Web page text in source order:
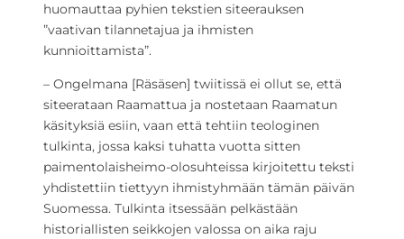
huomauttaa pyhien tekstien siteerauksen
”vaativan tilannetajua ja ihmisten
kunnioittamista”.
­– Ongelmana [Räsäsen] twiitissä ei ollut se, että
siteerataan Raamattua ja nostetaan Raamatun
käsityksiä esiin, vaan että tehtiin teologinen
tulkinta, jossa kaksi tuhatta vuotta sitten
paimentolaisheimo-olosuhteissa kirjoitettu teksti
yhdistettiin tiettyyn ihmistyhmään tämän päivän
Suomessa. Tulkinta itsessään pelkästään
historiallisten seikkojen valossa on aika raju